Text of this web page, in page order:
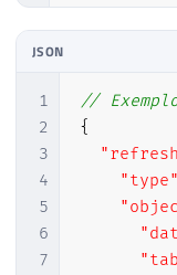
JSON
1
2
3
4
5
6
7
//
{
"type"